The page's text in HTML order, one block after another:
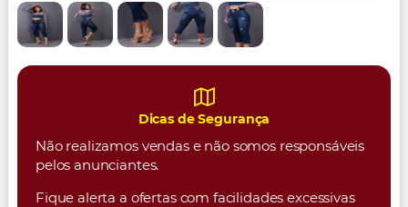
Dicas de Segurança
Não realizamos vendas e não somos responsáveis
pelos anunciantes.
Fique alerta a ofertas com facilidades excessivas